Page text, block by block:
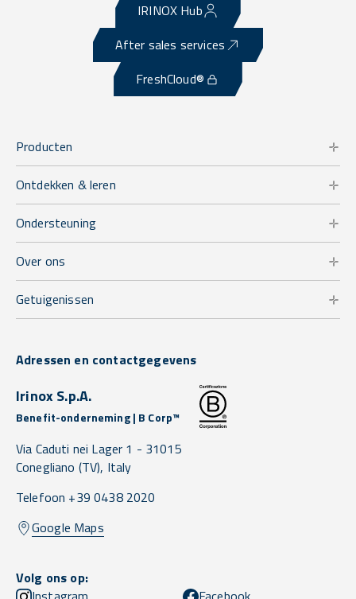
IRINOX Hub
After sales services
FreshCloud®
Producten
Ontdekken & leren
Ondersteuning
Over ons
Getuigenissen
Adressen en contactgegevens
Irinox S.p.A.
Benefit-onderneming | B Corp™
Via Caduti nei Lager 1 - 31015
Conegliano (TV), Italy
Telefoon +39 0438 2020
Google Maps
Volg ons op: